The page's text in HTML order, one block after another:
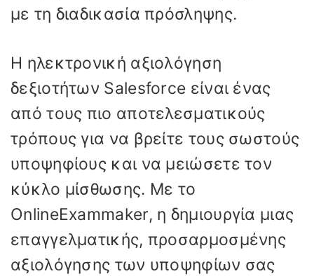
με τη διαδικασία πρόσληψης.
Η ηλεκτρονική αξιολόγηση
δεξιοτήτων Salesforce είναι ένας
από τους πιο αποτελεσματικούς
τρόπους για να βρείτε τους σωστούς
υποψηφίους και να μειώσετε τον
κύκλο μίσθωσης. Με το
OnlineExammaker, η δημιουργία μιας
επαγγελματικής, προσαρμοσμένης
αξιολόγησης των υποψηφίων σας